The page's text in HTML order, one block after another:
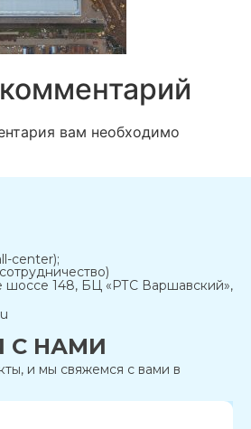
вам необходимо
center);
шоссе 148, БЦ «РТС Варшавский»,
С НАМИ
и мы свяжемся с вами в